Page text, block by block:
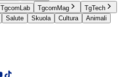
TgcomLab TgcomMag
TgTech
Salute Skuola Cultura
Animali